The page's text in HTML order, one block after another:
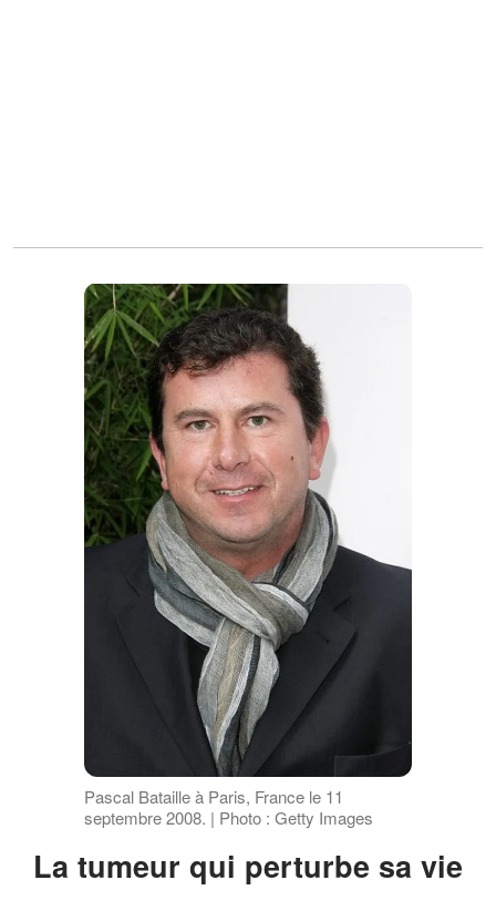
Pascal Bataille à Paris, France le 11
septembre 2008. | Photo : Getty Images
La tumeur qui perturbe sa vie